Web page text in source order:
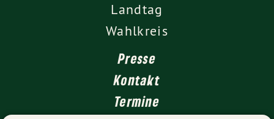
Landtag
Wahlkreis
Presse
Kontakt
Termine